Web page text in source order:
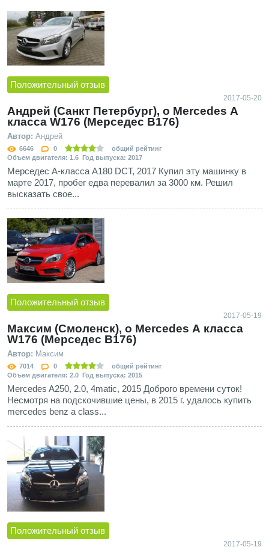
Положительный отзыв
2017-05-20
Андрей (Санкт Петербург), о Mercedes А
класса W176 (Мерседес В176)
Автор: Андрей
6646 0
общий рейтинг
Объем двигателя: 1.6 Год выпуска: 2017
Мерседес А-класса А180 DCT, 2017 Купил эту машинку в
марте 2017, пробег едва перевалил за 3000 км. Решил
высказать свое...
Положительный отзыв
2017-05-19
Максим (Смоленск), о Mercedes А класса
W176 (Мерседес В176)
Автор: Максим
7014 0
общий рейтинг
Объем двигателя: 2.0 Год выпуска: 2015
Mercedes A250, 2.0, 4matic, 2015 Доброго времени суток!
Несмотря на подскочившие цены, в 2015 г. удалось купить
mercedes benz a class...
Положительный отзыв
2017-05-19